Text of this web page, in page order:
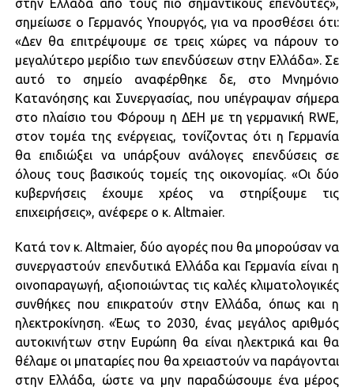
στην Ελλάδα από τους πιο σημαντικούς επενδυτές»,
σημείωσε ο Γερμανός Υπουργός, για να προσθέσει ότι:
«Δεν θα επιτρέψουμε σε τρεις χώρες να πάρουν το
μεγαλύτερο μερίδιο των επενδύσεων στην Ελλάδα». Σε
αυτό το σημείο αναφέρθηκε δε, στο Μνημόνιο
Κατανόησης και Συνεργασίας, που υπέγραψαν σήμερα
στο πλαίσιο του Φόρουμ η ΔΕΗ με τη γερμανική RWE,
στον τομέα της ενέργειας, τονίζοντας ότι η Γερμανία
θα επιδιώξει να υπάρξουν ανάλογες επενδύσεις σε
όλους τους βασικούς τομείς της οικονομίας. «Οι δύο
κυβερνήσεις έχουμε χρέος να στηρίξουμε τις
επιχειρήσεις», ανέφερε ο κ. Altmaier.
Κατά τον κ. Altmaier, δύο αγορές που θα μπορούσαν να
συνεργαστούν επενδυτικά Ελλάδα και Γερμανία είναι η
οινοπαραγωγή, αξιοποιώντας τις καλές κλιματολογικές
συνθήκες που επικρατούν στην Ελλάδα, όπως και η
ηλεκτροκίνηση. «Έως το 2030, ένας μεγάλος αριθμός
αυτοκινήτων στην Ευρώπη θα είναι ηλεκτρικά και θα
θέλαμε οι μπαταρίες που θα χρειαστούν να παράγονται
στην Ελλάδα, ώστε να μην παραδώσουμε ένα μέρος